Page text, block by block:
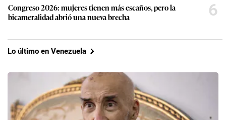
Congreso 2026: mujeres tienen más escaños, pero la
bicameralidad abrió una nueva brecha
6
Lo último en Venezuela